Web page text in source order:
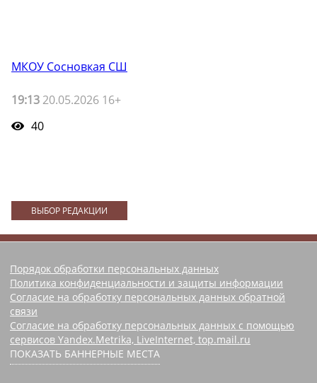
МКОУ Сосновкая СШ
19:13 20.05.2026 16+
40
ВЫБОР РЕДАКЦИИ
Порядок обработки персональных данных
Политика конфиденциальности и защиты информации
Согласие на обработку персональных данных обратной
связи
Согласие на обработку персональных данных с помощью
сервисов Yandex.Metrika, LiveInternet, top.mail.ru
ПОКАЗАТЬ БАННЕРНЫЕ МЕСТА